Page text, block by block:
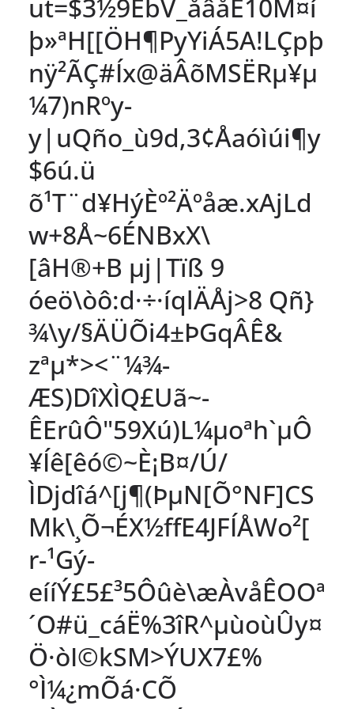
ut=$3½9ÊbV_åâåE10M¤í
þ»ªH[[ÖH¶PyYiÁ5A!LÇpþ
nÿ²ÃÇ#Íx@äÂõMSËRµ¥µ
¼7)nRºy­
y|uQño_ù9d,3¢Åaóìúi¶y
$6ú.ü
õ¹T¨d¥HýÈº²Äºåæ.xAjLd
w+8­Å~6ÉNBxX\
[âH®+B µj|Tïß 9
óeö\òô:d·÷·íqlÄÅj>8 Qñ}
¾\y/§ÄÜÕi4±ÞGqÂÊ&
zªµ*><¨¼¾-
ÆS)DîXÌQ£Uã~­
ÊErûÔ"59Xú)L¼µoªh`µÔ
¥Íê[êó©~È¡B¤/Ú/
ÌDjdîá^[j¶(ÞµN[Õ°NF]CS
Mk\¸Õ¬ÉX½ffE4JFÍÅWo²[
r-¹Gý-
eííÝ£5£³5Ôûè\æÀvåÊOOª
´O#ü_cáË%3îR^µùoùÛy¤
Ö·òI©kSM>ÝUX7£%
°Ì¼¿mÕá·CÕ